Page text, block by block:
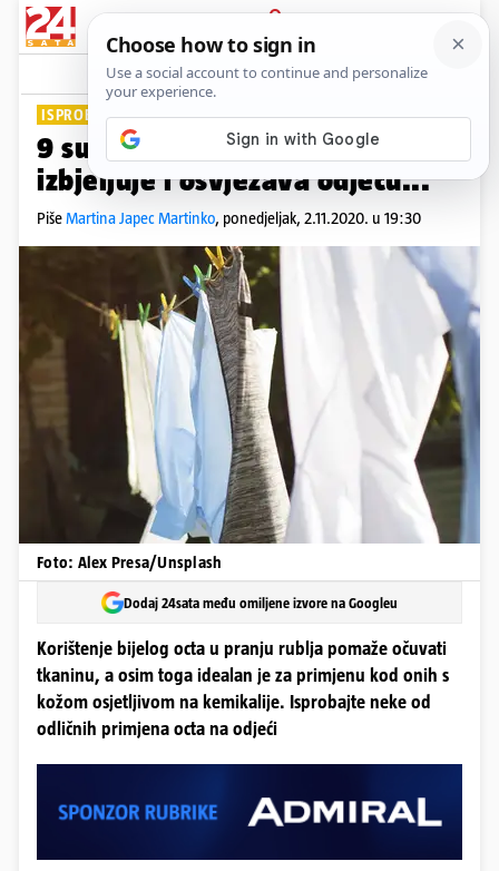
PRIJAVA
Lifestyle Komentari
ISPROBAJTE IH
9 super trikova s octom: Pere,
izbjeljuje i osvježava odjeću...
PišeMartina Japec Martinko, ponedjeljak, 2.11.2020. u 19:30
Foto: Alex Presa/Unsplash
Dodaj 24sata među omiljene izvore na Googleu
Korištenje bijelog octa u pranju rublja pomaže očuvati
tkaninu, a osim toga idealan je za primjenu kod onih s
kožom osjetljivom na kemikalije. Isprobajte neke od
odličnih primjena octa na odjeći